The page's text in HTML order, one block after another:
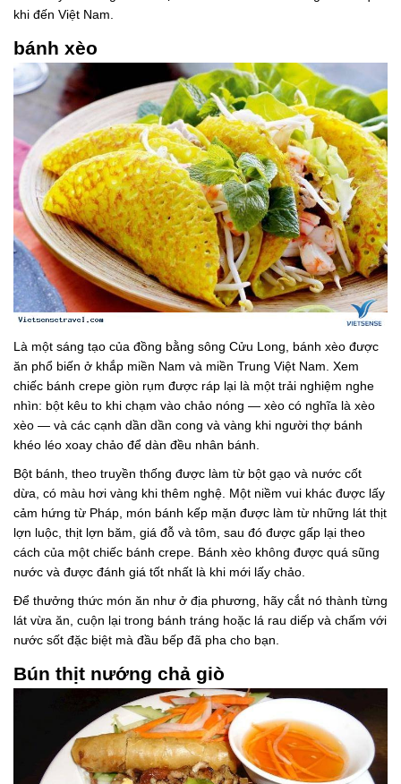
khi đến Việt Nam.
bánh xèo
Là một sáng tạo của đồng bằng sông Cửu Long, bánh xèo được
ăn phổ biến ở khắp miền Nam và miền Trung Việt Nam. Xem
chiếc bánh crepe giòn rụm được ráp lại là một trải nghiệm nghe
nhìn: bột kêu to khi chạm vào chảo nóng — xèo có nghĩa là xèo
xèo — và các cạnh dần dần cong và vàng khi người thợ bánh
khéo léo xoay chảo để dàn đều nhân bánh.
Bột bánh, theo truyền thống được làm từ bột gạo và nước cốt
dừa, có màu hơi vàng khi thêm nghệ. Một niềm vui khác được lấy
cảm hứng từ Pháp, món bánh kếp mặn được làm từ những lát thịt
lợn luộc, thịt lợn băm, giá đỗ và tôm, sau đó được gấp lại theo
cách của một chiếc bánh crepe. Bánh xèo không được quá sũng
nước và được đánh giá tốt nhất là khi mới lấy chảo.
Để thưởng thức món ăn như ở địa phương, hãy cắt nó thành từng
lát vừa ăn, cuộn lại trong bánh tráng hoặc lá rau diếp và chấm với
nước sốt đặc biệt mà đầu bếp đã pha cho bạn.
Bún thịt nướng chả giò